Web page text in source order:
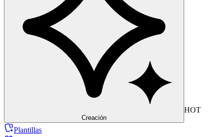
Creación
HOT
Plantillas